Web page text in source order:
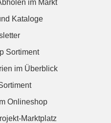
im Markt
Kataloge
Sortiment
im Überblick
Onlineshop
Marktplatz